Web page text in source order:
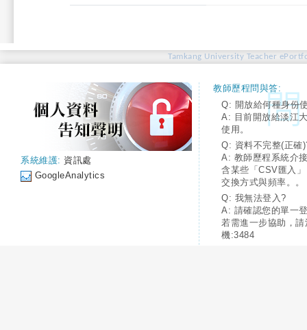
Tamkang University Teacher
系統維護: 資訊處
GoogleAnalytics
教師歷程問與答:
Q: 開放給何種身份
A: 目前開放給淡江
使用。
Q: 資料不完整(正確
A: 教師歷程系統介
含某些「CSV匯入
交換方式與頻率。。
Q: 我無法登入?
A: 請確認您的單一
若需進一步協助，
機:3484